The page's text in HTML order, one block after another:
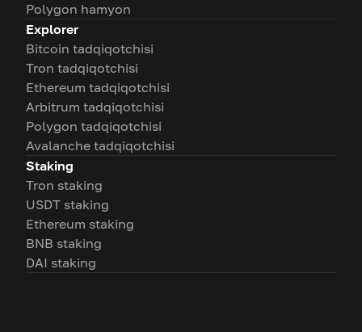
Polygon hamyon
Explorer
Bitcoin tadqiqotchisi
Tron tadqiqotchisi
Ethereum tadqiqotchisi
Arbitrum tadqiqotchisi
Polygon tadqiqotchisi
Avalanche tadqiqotchisi
Staking
Tron staking
USDT staking
Ethereum staking
BNB staking
DAI staking